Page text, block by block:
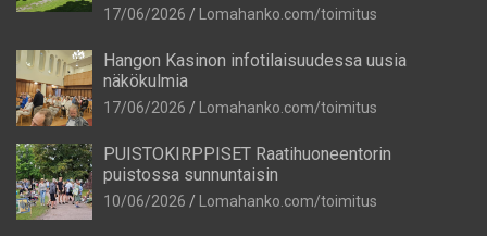
17/06/2026 Lomahanko.com/toimitus
Hangon Kasinon infotilaisuudessa uusia
näkökulmia
17/06/2026 Lomahanko.com/toimitus
PUISTOKIRPPISET Raatihuoneentorin
puistossa sunnuntaisin
10/06/2026 Lomahanko.com/toimitus